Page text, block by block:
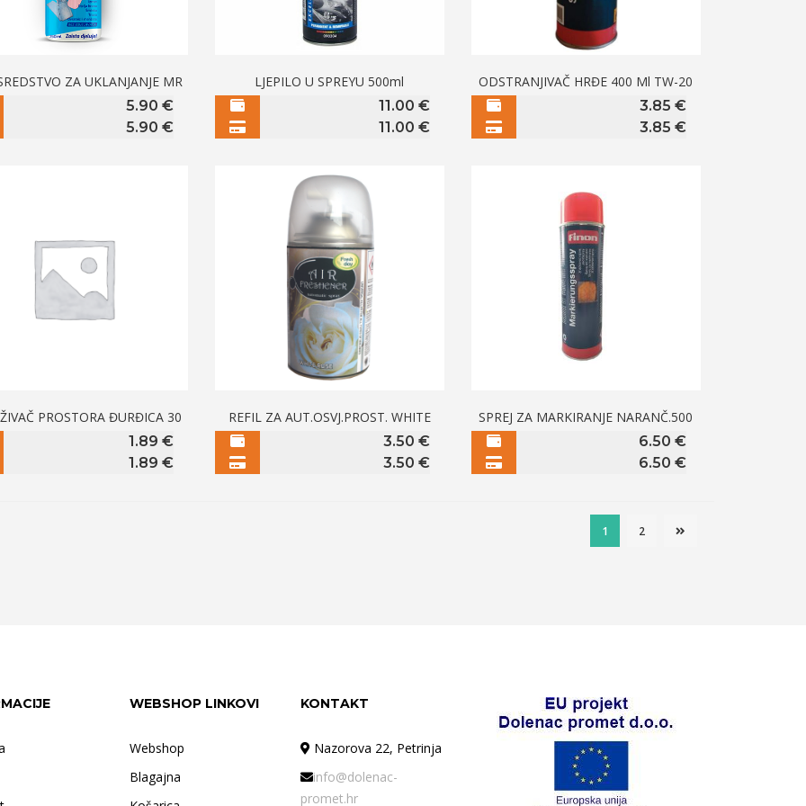
ZA UKLANJANJE MR
5.90 €
5.90 €
LJEPILO U SPREYU 500ml
11.00 €
11.00 €
ODSTRANJIVAČ HRĐE 400 Ml TW-20
3.85 €
3.85 €
PROSTORA ĐURĐICA 30
1.89 €
1.89 €
REFIL ZA AUT.OSVJ.PROST. WHITE
3.50 €
3.50 €
SPREJ ZA MARKIRANJE NARANČ.500
6.50 €
6.50 €
1 2
WEBSHOP LINKOVI
Webshop
Blagajna
KONTAKT
Nazorova 22, Petrinja
info@dolenac-
promet.hr